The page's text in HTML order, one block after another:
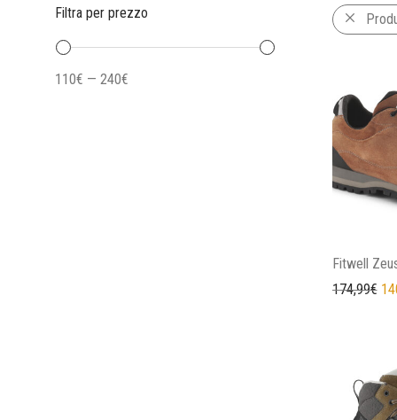
Filtra per prezzo
110€ — 240€
Fitwell
174,99€ Il